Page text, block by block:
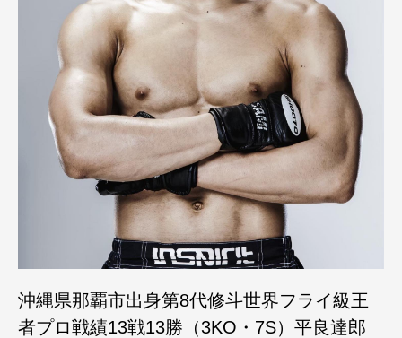
沖縄県那覇市出身第8代修斗世界フライ級王
者プロ戦績13戦13勝（3KO・7S）平良達郎